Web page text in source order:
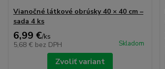
Vianočné látkové obrúsky 40 × 40 cm –
sada 4 ks
6,99 €/ks
5,68 € bez DPH Skladom
Zvoliť variant